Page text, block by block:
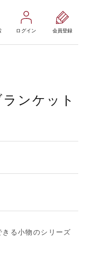
ログイン 会員登録
ンケット
る小物のシリーズ